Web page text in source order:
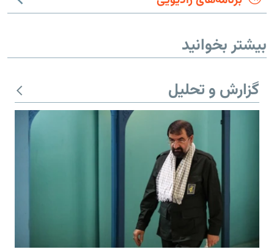
بیشتر بخوانید
گزارش و تحلیل